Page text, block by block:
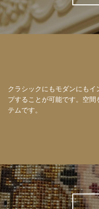
クラシックにもモダンにも
プすることが可能です。空
テムです。